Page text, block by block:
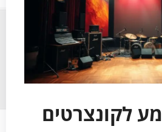
לקונצרטים